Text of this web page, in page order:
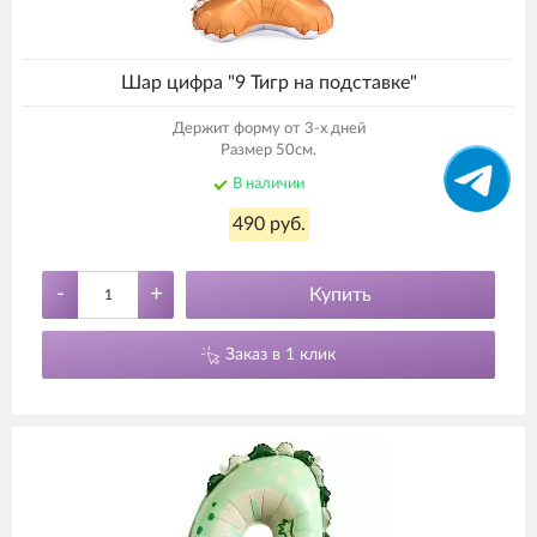
Шар цифра "9 Тигр на подставке"
Держит форму от 3-х дней
Размер 50см.
В наличии
490 руб.
- + Купить
Заказ в 1 клик